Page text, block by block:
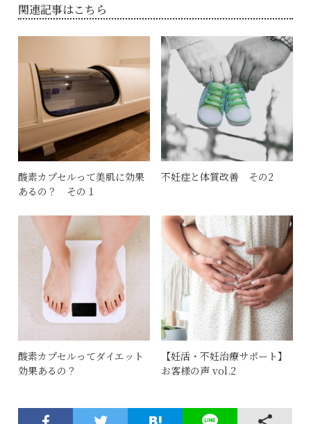
関連記事はこちら
酸素カプセルって美肌に効果
あるの？ その１
不妊症と体質改善 その2
酸素カプセルってダイエット
効果あるの？
【妊活・不妊治療サポート】
お客様の声 vol.2